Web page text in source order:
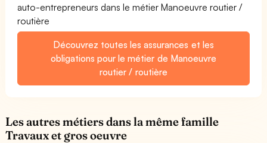
auto-entrepreneurs dans le métier Manoeuvre routier /
routière
Découvrez toutes les assurances et les
obligations pour le métier de Manoeuvre
routier / routière
Les autres métiers dans la même famille
Travaux et gros oeuvre